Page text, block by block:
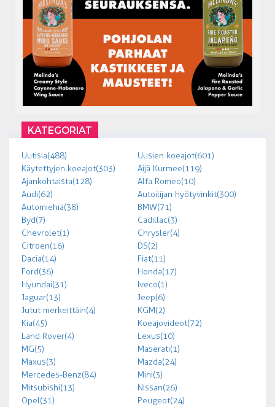
KATEGORIAT
Uutisia (488)
Uusien koeajot (601)
Käytettyjen koeajot (303)
Äijä Kurmee (119)
Ajankohtaista (128)
Alfa Romeo (10)
Audi (62)
Autoilijan hyötyvinkit (300)
Automiehiä (38)
BMW (71)
Byd (7)
Cadillac (3)
Chevrolet (1)
Chrysler (4)
Citroen (16)
DS (2)
Dacia (14)
Fiat (11)
Ford (36)
Honda (17)
Hyundai (31)
Iveco (1)
Jaguar (13)
Jeep (6)
Jutut merkeittäin (4)
KGM (2)
Kia (45)
Koeajovideot (72)
Land Rover (4)
Lexus (10)
MG (5)
Maserati (1)
Maxus (3)
Mazda (24)
Mercedes-Benz (84)
Mini (3)
Mitsubishi (13)
Nissan (26)
Opel (31)
Peugeot (24)